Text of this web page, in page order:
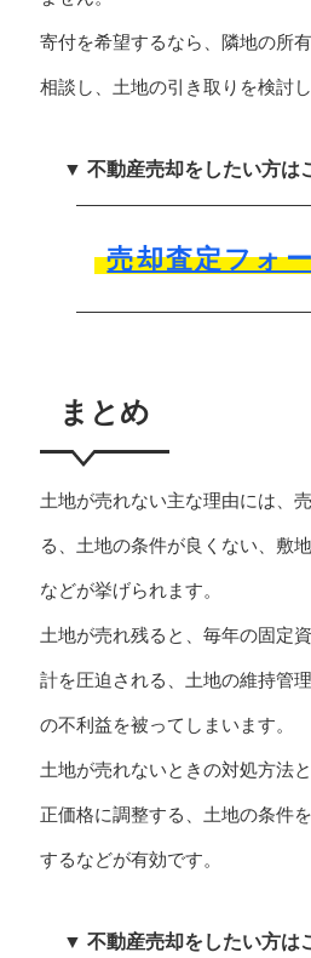
寄付を希望するなら、隣地の所
相談し、土地の引き取りを検討
▼ 不動産売却をしたい方は
売却査定フォ
まとめ
土地が売れない主な理由には、
る、土地の条件が良くない、敷
などが挙げられます。
土地が売れ残ると、毎年の固定
計を圧迫される、土地の維持管
の不利益を被ってしまいます。
土地が売れないときの対処方法
正価格に調整する、土地の条件
するなどが有効です。
▼ 不動産売却をしたい方は